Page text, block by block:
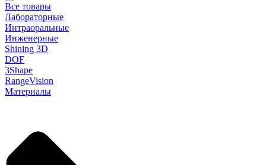
Все товары
Лабораторные
Интраоральные
Инженерные
Shining 3D
DOF
3Shape
RangeVision
Материалы